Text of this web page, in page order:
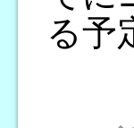
る予